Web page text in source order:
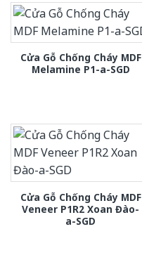
Cửa Gỗ Chống Cháy MDF
Melamine P1-a-SGD
Cửa Gỗ Chống Cháy MDF
Veneer P1R2 Xoan Đào-
a-SGD